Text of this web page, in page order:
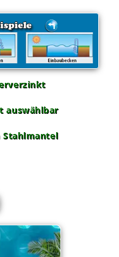
auswählbar
Stahlmantel